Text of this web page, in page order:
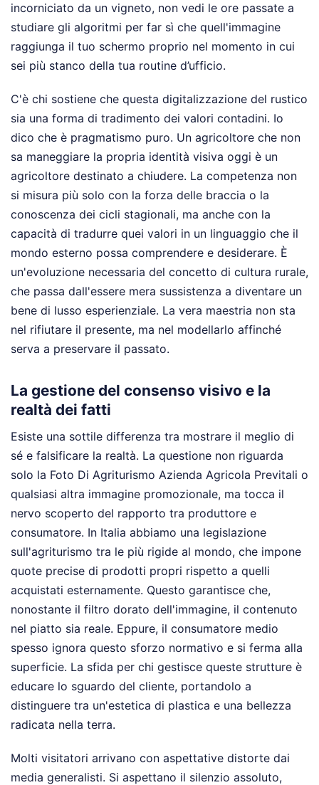
incorniciato da un vigneto, non vedi le ore passate a
studiare gli algoritmi per far sì che quell'immagine
raggiunga il tuo schermo proprio nel momento in cui
sei più stanco della tua routine d’ufficio.
C'è chi sostiene che questa digitalizzazione del rustico
sia una forma di tradimento dei valori contadini. Io
dico che è pragmatismo puro. Un agricoltore che non
sa maneggiare la propria identità visiva oggi è un
agricoltore destinato a chiudere. La competenza non
si misura più solo con la forza delle braccia o la
conoscenza dei cicli stagionali, ma anche con la
capacità di tradurre quei valori in un linguaggio che il
mondo esterno possa comprendere e desiderare. È
un'evoluzione necessaria del concetto di cultura rurale,
che passa dall'essere mera sussistenza a diventare un
bene di lusso esperienziale. La vera maestria non sta
nel rifiutare il presente, ma nel modellarlo affinché
serva a preservare il passato.
La gestione del consenso visivo e la
realtà dei fatti
Esiste una sottile differenza tra mostrare il meglio di
sé e falsificare la realtà. La questione non riguarda
solo la Foto Di Agriturismo Azienda Agricola Previtali o
qualsiasi altra immagine promozionale, ma tocca il
nervo scoperto del rapporto tra produttore e
consumatore. In Italia abbiamo una legislazione
sull'agriturismo tra le più rigide al mondo, che impone
quote precise di prodotti propri rispetto a quelli
acquistati esternamente. Questo garantisce che,
nonostante il filtro dorato dell'immagine, il contenuto
nel piatto sia reale. Eppure, il consumatore medio
spesso ignora questo sforzo normativo e si ferma alla
superficie. La sfida per chi gestisce queste strutture è
educare lo sguardo del cliente, portandolo a
distinguere tra un'estetica di plastica e una bellezza
radicata nella terra.
Molti visitatori arrivano con aspettative distorte dai
media generalisti. Si aspettano il silenzio assoluto,